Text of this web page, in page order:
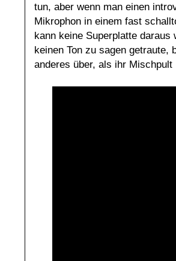
tun, aber wenn man einen
Mikrophon in einem fast
kann keine Superplatte
keinen Ton zu sagen getraute,
anderes über, als ihr